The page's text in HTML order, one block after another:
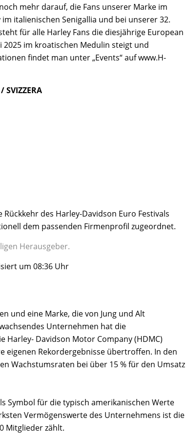
mehr darauf, die Fans unserer Marke im
italienischen Senigallia und bei unserer 32.
für alle Harley Fans die diesjährige European
2025 im kroatischen Medulin steigt und
findet man unter „Events“ auf www.H-
SVIZZERA
des Harley-Davidson Euro Festivals
dem passenden Firmenprofil zugeordnet.
Herausgeber.
um 08:36 Uhr
und eine Marke, die von Jung und Alt
Unternehmen hat die
Harley- Davidson Motor Company (HDMC)
eigenen Rekordergebnisse übertroffen. In den
Wachstumsraten bei über 15 % für den Umsatz
Symbol für die typisch amerikanischen Werte
Vermögenswerte des Unternehmens ist die
Mitglieder zählt.